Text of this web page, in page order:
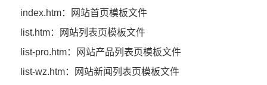
index.htm：网站首页模板文件
list.htm：网站列表页模板文件
list-pro.htm：网站产品列表页模板文件
list-wz.htm：网站新闻列表页模板文件